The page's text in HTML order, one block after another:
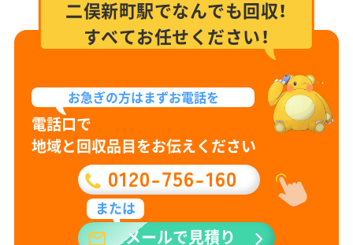
二俣新町駅でなんでも回収！
すべてお任せください！
お急ぎの方はまずお電話を
電話口で
地域と回収品目をお伝えください
0120-756-160
または
メールで見積り